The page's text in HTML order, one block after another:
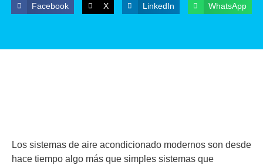
Facebook X LinkedIn WhatsApp
Los sistemas de aire acondicionado modernos son desde
hace tiempo algo más que simples sistemas que